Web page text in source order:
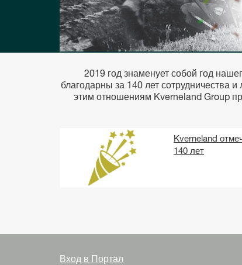
2019 год знаменует собой год
благодарны за 140 лет сотрудничества
этим отношениям Kverneland Group
Kverneland
140 лет
Вход в Портал